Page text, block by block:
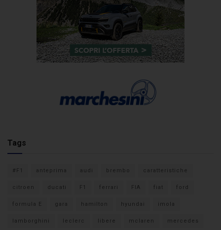
Tags
#F1 anteprima audi brembo caratteristiche
citroen ducati F1 ferrari FIA fiat ford
formula E gara hamilton hyundai imola
lamborghini leclerc libere mclaren mercedes